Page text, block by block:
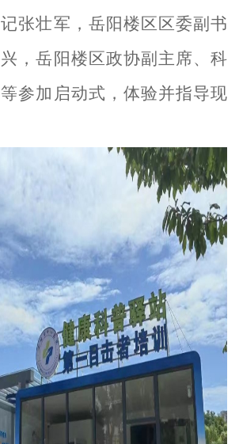
张壮军，岳阳楼区区委副书
，岳阳楼区政协副主席、科
参加启动式，体验并指导现